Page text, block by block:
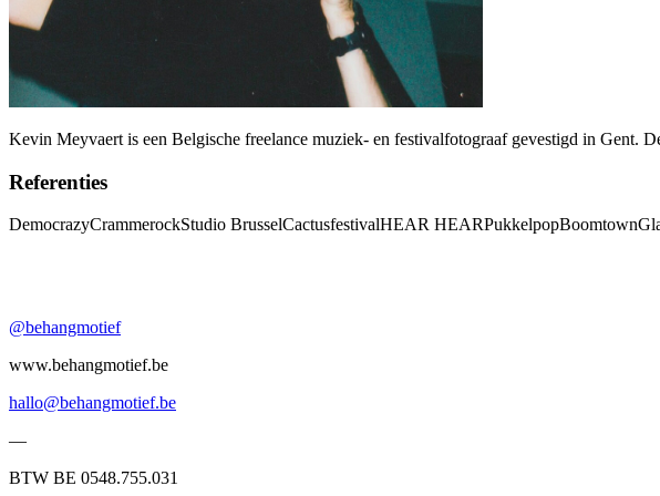
Kevin Meyvaert is een Belgische freelance muziek- en festivalfotograaf gevestigd in Gent.
Referenties
DemocrazyCrammerockStudio BrusselCactusfestivalHEAR HEARPukkelpopBoomtown
@behangmotief
www.behangmotief.be
hallo@behangmotief.be
—
BTW BE 0548.755.031